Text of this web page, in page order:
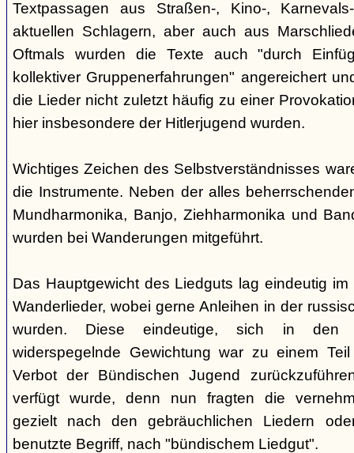
Textpassagen aus Straßen-, Kino-,
aktuellen Schlagern, aber auch aus
Oftmals wurden die Texte auch "durch
kollektiver Gruppenerfahrungen" angereichert
die Lieder nicht zuletzt häufig zu einer
hier insbesondere der Hitlerjugend wurden.
Wichtiges Zeichen des Selbstverständnisses
die Instrumente. Neben der alles
Mundharmonika, Banjo, Ziehharmonika und
wurden bei Wanderungen mitgeführt.
Das Hauptgewicht des Liedguts lag eindeutig
Wanderlieder, wobei gerne Anleihen in der
wurden. Diese eindeutige, sich in den
widerspegelnde Gewichtung war zu einem
Verbot der Bündischen Jugend
verfügt wurde, denn nun fragten die
gezielt nach den gebräuchlichen Liedern
benutzte Begriff, nach "bündischem Liedgut".